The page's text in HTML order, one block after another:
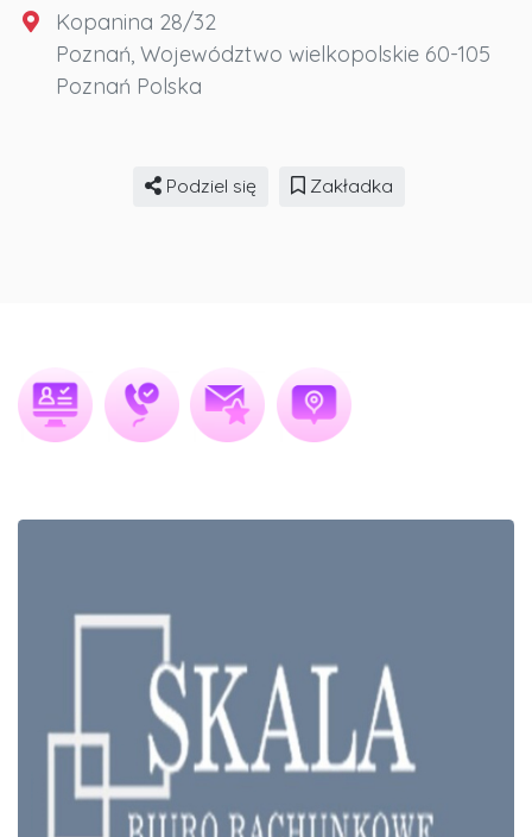
Kopanina 28/32
Poznań, Województwo wielkopolskie 60-105
Poznań Polska
Podziel się Zakładka